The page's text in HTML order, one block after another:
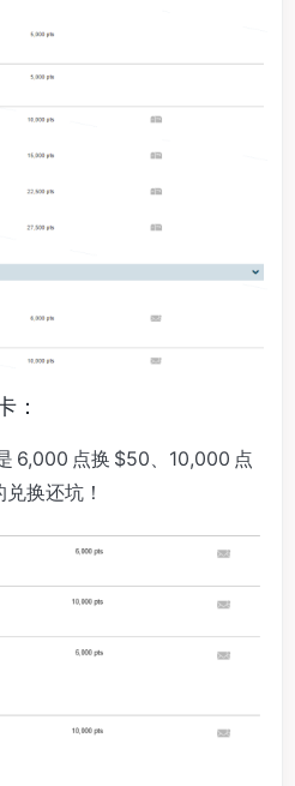
：
6,000 点换 $50、10,000 点
换还坑！